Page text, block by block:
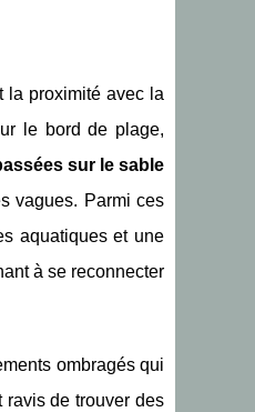
la proximité avec la
le bord de plage,
sur le sable
vagues. Parmi ces
aquatiques et une
à se reconnecter
ombragés qui
ravis de trouver des